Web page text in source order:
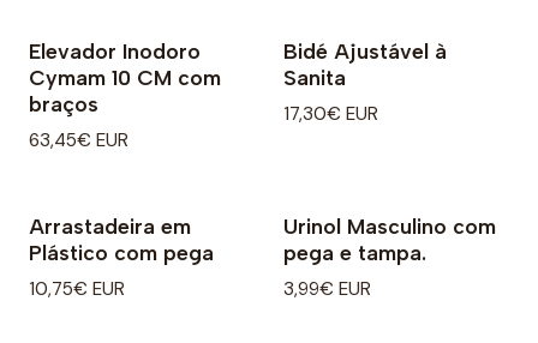
Elevador Inodoro
Cymam 10 CM com
braços
63,45€ EUR
Bidé Ajustável à
Sanita
17,30€ EUR
Arrastadeira em
Plástico com pega
10,75€ EUR
Urinol Masculino com
pega e tampa.
3,99€ EUR